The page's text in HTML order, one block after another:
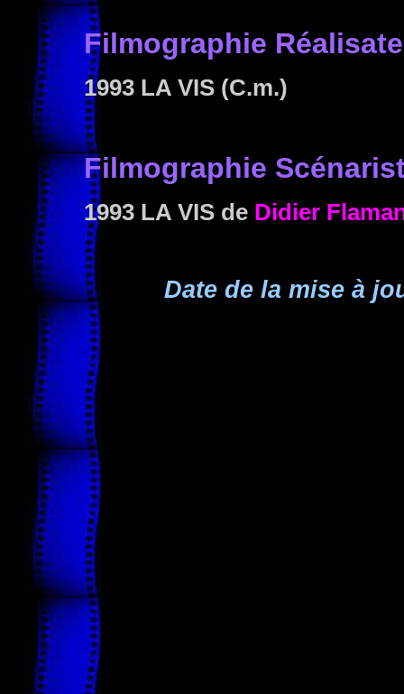
Filmographie
1993 LA VIS (C.m.)
Filmographie
1993 LA VIS de Didier
Date de la mise à